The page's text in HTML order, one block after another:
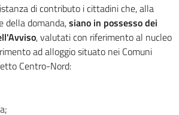
di contributo i cittadini che, alla
della domanda,siano in possesso dei
, valutati con riferimento al nucleo
ad alloggio situato nei Comuni
Centro-Nord: